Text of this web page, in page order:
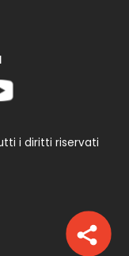
i diritti riservati